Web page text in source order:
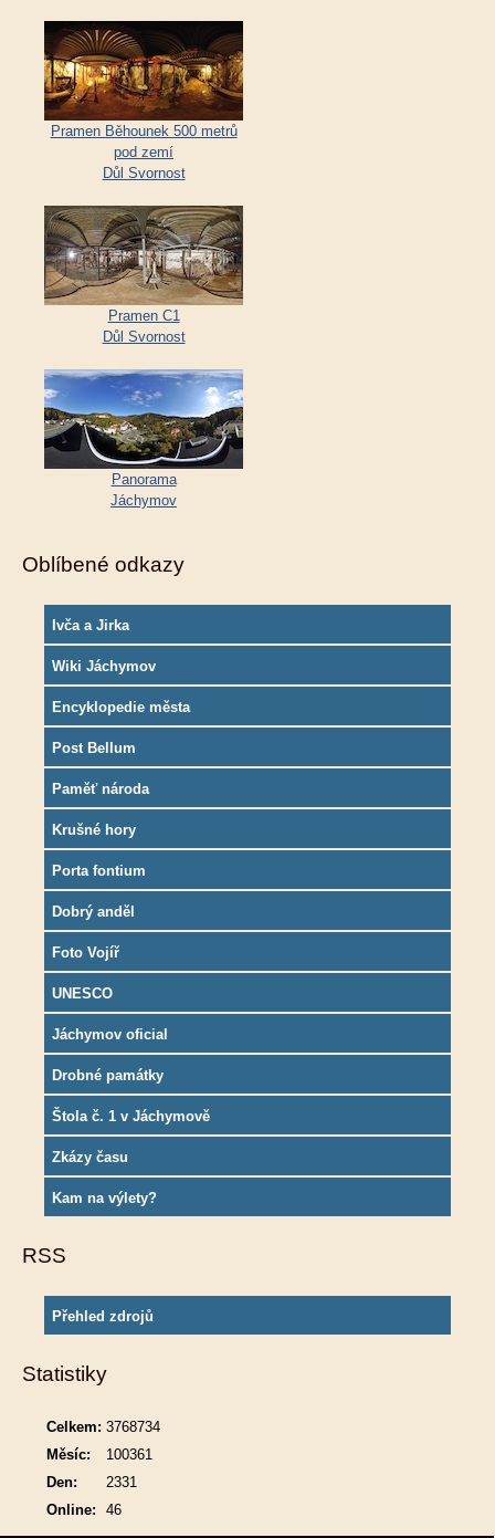
Pramen Běhounek 500 metrů
pod zemí
Důl Svornost
Pramen C1
Důl Svornost
Panorama
Jáchymov
Oblíbené odkazy
Ivča a Jirka
Wiki Jáchymov
Encyklopedie města
Post Bellum
Paměť národa
Krušné hory
Porta fontium
Dobrý anděl
Foto Vojíř
UNESCO
Jáchymov oficial
Drobné památky
Štola č. 1 v Jáchymově
Zkázy času
Kam na výlety?
RSS
Přehled zdrojů
Statistiky
Online: 46
Celkem: 3768734
Měsíc:
100361
Den:
2331